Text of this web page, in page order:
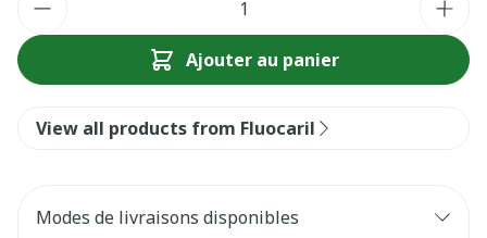
Ajouter au panier
View all products from Fluocaril
Modes de livraisons disponibles